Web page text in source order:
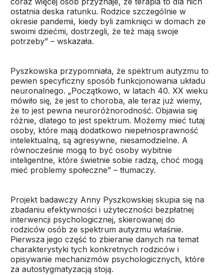
ostatnia deska ratunku. Rodzice szczególnie w
okresie pandemii, kiedy byli zamknięci w domach ze
swoimi dziećmi, dostrzegli, że też mają swoje
potrzeby” – wskazała.
Pyszkowska przypomniała, że spektrum autyzmu to
pewien specyficzny sposób funkcjonowania układu
neuronalnego. „Początkowo, w latach 40. XX wieku
mówiło się, że jest to choroba, ale teraz już wiemy,
że to jest pewna neuroróżnorodność. Objawia się
różnie, dlatego to jest spektrum. Możemy mieć tutaj
osoby, które mają dodatkowo niepełnosprawność
intelektualną, są agresywne, niesamodzielne. A
równocześnie mogą to być osoby wybitnie
inteligentne, które świetnie sobie radzą, choć mogą
mieć problemy społeczne” – tłumaczy.
Projekt badawczy Anny Pyszkowskiej skupia się na
zbadaniu efektywności i użyteczności bezpłatnej
interwencji psychologicznej, skierowanej do
rodziców osób ze spektrum autyzmu właśnie.
Pierwsza jego część to zbieranie danych na temat
charakterystyki tych konkretnych rodziców i
opisywanie mechanizmów psychologicznych, które
za autostygmatyzacją stoją.